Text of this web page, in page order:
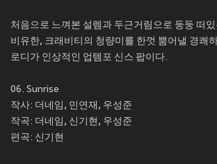
처음으로 느껴본 설렘과 두근거림으로 둥둥 떠있
비유한, 크래비티의 청량미를 한껏 뿜어낼 경쾌
로디가 인상적인 업템포 신스 팝이다.
06. Sunrise
작사: 더네임, 민연재, 우성준
작곡: 더네임, 신기현, 우성준
편곡: 신기현